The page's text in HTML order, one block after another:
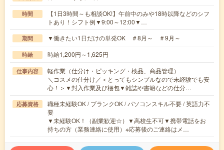
時間
【1日3時間～も相談OK!】午前中のみや18時以降などのシフ
トあり！シフト例▼9:00～12:00▼…
期間 ▼働きたい1日だけの単発OK ＃8月～ ＃9月～
時給 時給1,200円～1,625円
仕事内容
軽作業（仕分け・ピッキング・検品、商品管理）
＼コスメの仕分け／＜とってもシンプルなので未経験でも安
心！＞▼封入作業及び梱包▼雑誌や書籍などの仕分…
応募資格
職種未経験OK / ブランクOK / パソコンスキル不要 / 英語力不
要
▼未経験OK！（副業歓迎☆）▼高校生不可▼携帯電話をお
持ちの方（業務連絡に使用）※応募後のご連絡はメ…